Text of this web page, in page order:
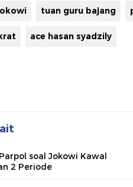
tuan guru bajang
ace hasan syadzily
soal Jokowi Kawal
2 Periode